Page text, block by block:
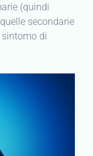
(quindi
secondarie
di